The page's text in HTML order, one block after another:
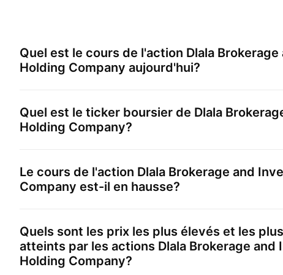
Quel est le cours de l'action Dlala
Holding Company aujourd'hui?
Quel est le ticker boursier de Dlala
Holding Company?
Le cours de l'action Dlala Brokerage and
Company est-il en hausse?
Quels sont les prix les plus élevés et les
atteints par les actions Dlala Brokerage and
Holding Company?